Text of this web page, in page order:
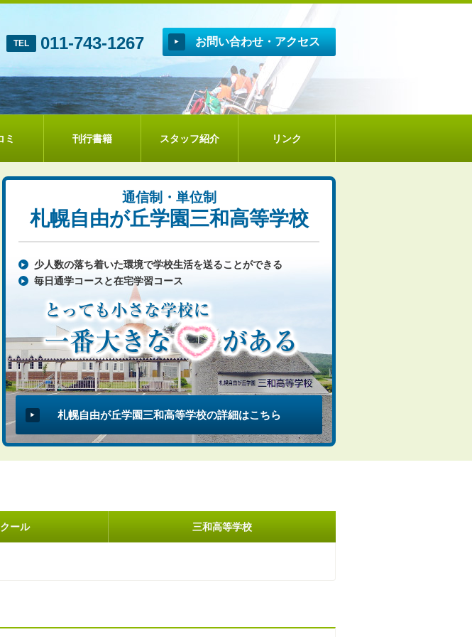
TEL 011-743-1267 お問い合わせ・ アクセス
ミ 刊行書籍 スタッフ紹介 リンク
通信制・単位制
札幌自由が丘学園三和高等学校
少人数の落ち着いた環境で学校生活を送ることができる
毎日通学コースと在宅学習コース
札幌自由が丘学園三和高等学校の詳細はこちら
ール 三和高等学校